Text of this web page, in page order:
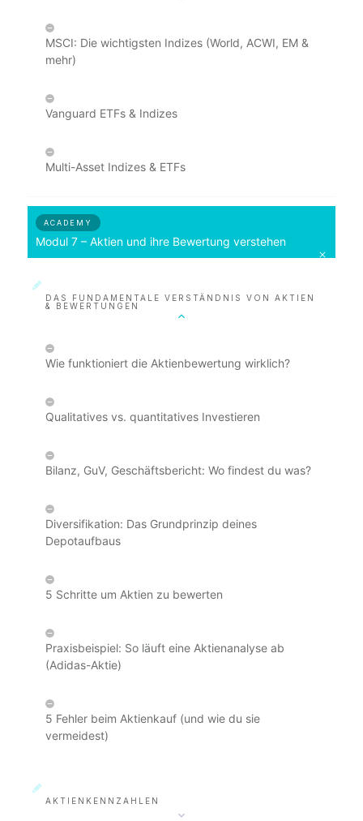
MSCI: Die wichtigsten Indizes (World, ACWI, EM &
mehr)
Vanguard ETFs & Indizes
Multi-Asset Indizes & ETFs
ACADEMY
Modul 7 – Aktien und ihre Bewertung verstehen
DAS FUNDAMENTALE VERSTÄNDNIS VON AKTIEN
& BEWERTUNGEN
Wie funktioniert die Aktienbewertung wirklich?
Qualitatives vs. quantitatives Investieren
Bilanz, GuV, Geschäftsbericht: Wo findest du was?
Diversifikation: Das Grundprinzip deines
Depotaufbaus
5 Schritte um Aktien zu bewerten
Praxisbeispiel: So läuft eine Aktienanalyse ab
(Adidas-Aktie)
5 Fehler beim Aktienkauf (und wie du sie
vermeidest)
AKTIENKENNZAHLEN